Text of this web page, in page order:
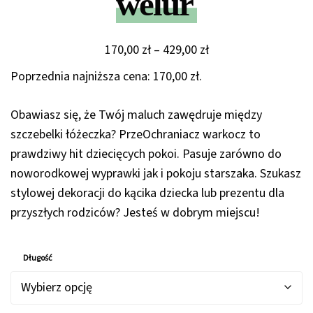
170,00 zł – 429,00 złZakres
170,00 zł
do
429,00 zł
Poprzednia najniższa cena: 170,00 zł.
Obawiasz się, że Twój maluch zawędruje między
szczebelki łóżeczka? PrzeOchraniacz warkocz to
prawdziwy hit dziecięcych pokoi. Pasuje zarówno do
noworodkowej wyprawki jak i pokoju starszaka. Szukasz
stylowej dekoracji do kącika dziecka lub prezentu dla
przyszłych rodziców? Jesteś w dobrym miejscu!
Długość